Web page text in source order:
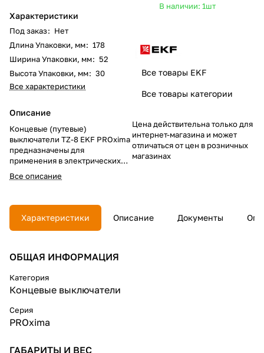
Характеристики
Под заказ: Нет
Длина Упаковки, мм: 178
Ширина Упаковки, мм: 52
Высота Упаковки, мм: 30
Все характеристики
Описание
Концевые (путевые)
выключатели TZ-8 EKF PROxima
предназначены для
применения в электрических
цепях управления,
сигнализации и контроля
подвижных частей механизма в
пространстве. Номенклатура
приведена в таблице 1.
60947-5-1-2014.
Все описание
В наличии: 1шт
Все товары EKF
Все товары категории
Цена действительна только для
интернет-магазина и может
отличаться от цен в розничных
магазинах
Характеристики Описание Документы
ОБЩАЯ ИНФОРМАЦИЯ
Категория
Концевые выключатели
Серия
PROxima
ГАБАРИТЫ И ВЕС